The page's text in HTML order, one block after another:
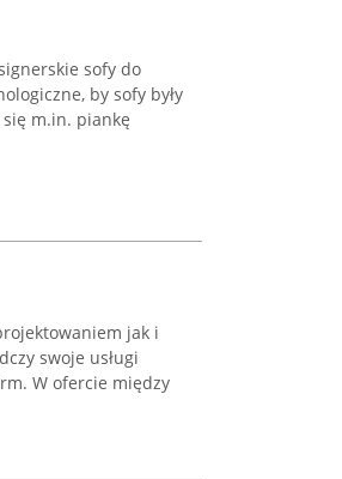
sofy do
by sofy były
m.in. piankę
jak i
swoje usługi
W ofercie między